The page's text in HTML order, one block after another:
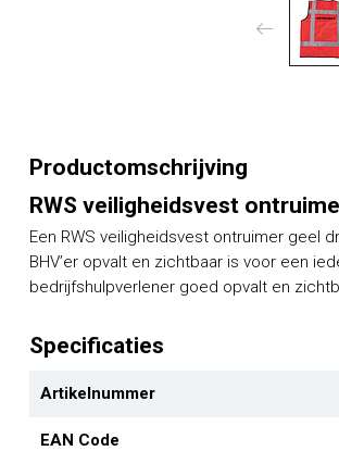
Productomschrijving
RWS veiligheidsvest
Een RWS veiligheidsvest ontruimer geel
BHV’er opvalt en zichtbaar is voor een
bedrijfshulpverlener goed opvalt en
Specificaties
Artikelnummer
EAN Code